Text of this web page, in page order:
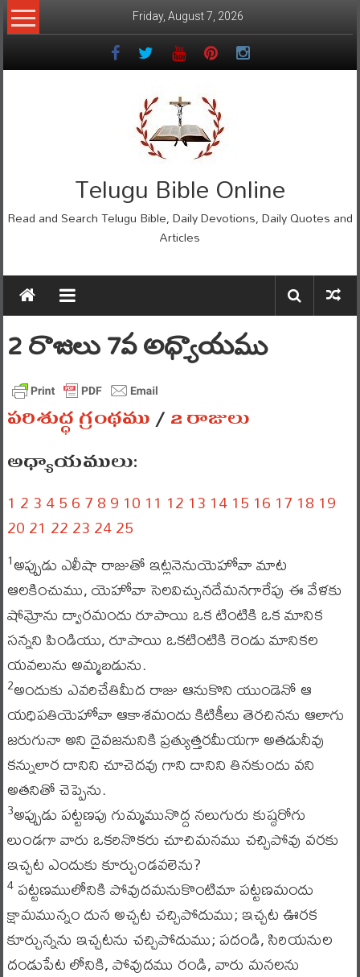
Skip
to
Friday, August 7, 2026
Telugu Bible Online
Read and Search Telugu Bible, Daily Devotions, Daily Quotes and
Articles
2 రాజులు 7వ అధ్యాయము
పరిశుద్ధ గ్రంథము/2 రాజులు
అధ్యాయములు:
1 23456789 10 11 12 13 1415 16 17 18 19
2021 22232425
1అప్పుడు ఎలీషా రాజుతో ఇట్లనెనుయెహోవా మాట
ఆలకించుము, యెహోవా సెలవిచ్చునదేమనగారేపు ఈ వేళకు
షోమ్రోను ద్వారమందు రూపాయి ఒక టింటికి ఒక మానిక
సన్నని పిండియు, రూపాయి ఒకటింటికి రెండు మానికల
యవలును అమ్మబడును.
2అందుకు ఎవరిచేతిమీద రాజు ఆనుకొని యుండెనో ఆ
యధిపతియెహోవా ఆకాశమందు కిటికీలు తెరచినను ఆలాగు
జరుగునా అని దైవజనునికి ప్రత్యుత్తరమీయగా అతడునీవు
కన్నులార దానిని చూచెదవు గాని దానిని తినకుందు వని
అతనితో చెప్పెను.
3అప్పుడు పట్టణపు గుమ్మమునొద్ద నలుగురు కుష్ఠరోగు
లుండగా వారు ఒకరినొకరు చూచిమనము చచ్చిపోవు వరకు
ఇచ్చట ఎందుకు కూర్చుండవలెను?
4పట్టణములోనికి పోవుదమనుకొంటిమా పట్టణమందు
క్షామమున్నం దున అచ్చట చచ్చిపోదుము; ఇచ్చట ఊరక
కూర్చున్నను ఇచ్చటను చచ్చిపోదుము; పదండి, సిరియనుల
దండుపేట లోనికి, పోవుదము రండి, వారు మనలను